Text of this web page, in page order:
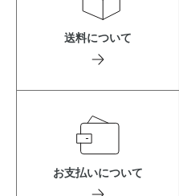
送料について
お支払いについて